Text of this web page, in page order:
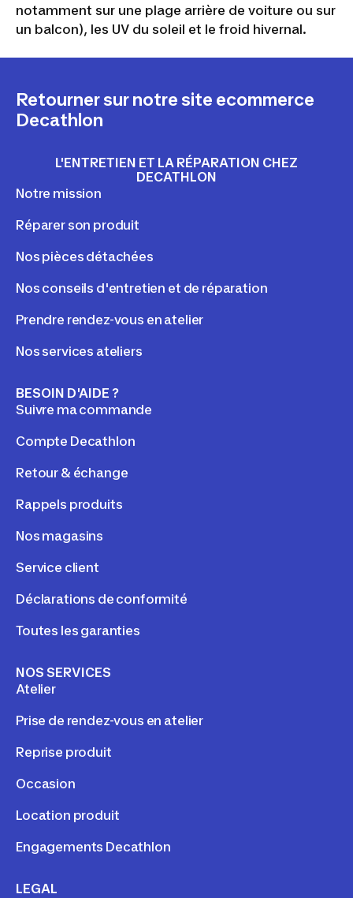
notamment sur une plage arrière de voiture ou sur
un balcon), les UV du soleil et le froid hivernal.
Retourner sur notre site ecommerce
Decathlon
L'ENTRETIEN ET LA RÉPARATION CHEZ
DECATHLON
Notre mission
Réparer son produit
Nos pièces détachées
Nos conseils d'entretien et de réparation
Prendre rendez-vous en atelier
Nos services ateliers
BESOIN D'AIDE ?
Suivre ma commande
Compte Decathlon
Retour & échange
Rappels produits
Nos magasins
Service client
Déclarations de conformité
Toutes les garanties
NOS SERVICES
Atelier
Prise de rendez-vous en atelier
Reprise produit
Occasion
Location produit
Engagements Decathlon
LEGAL